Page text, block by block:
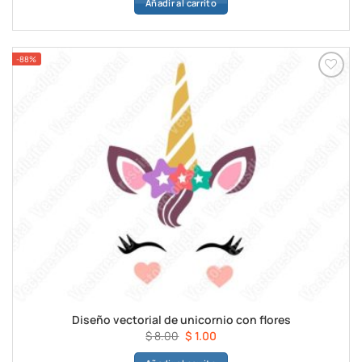
original
$ 8.00.
actual
$ 1.00.
Añadir al carrito
-88%
Diseño vectorial de unicornio con flores
$8.00 El
precio
$ 1.00El
precio